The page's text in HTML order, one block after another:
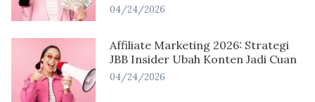
04/24/2026
Affiliate Marketing 2026: Strategi
JBB Insider Ubah Konten Jadi Cuan
04/24/2026